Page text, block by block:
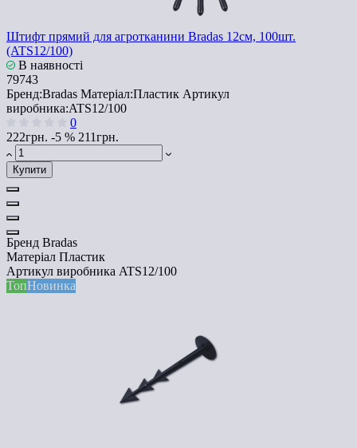
Штифт прямий для агротканини Bradas 12см, 100шт.
(ATS12/100)
В наявності
79743
Бренд:Bradas Матеріал:Пластик Артикул
виробника:ATS12/100
0
222грн. -5 % 211грн.
Купити
Бренд Bradas
Матеріал Пластик
Артикул виробника ATS12/100
ТопНовинка